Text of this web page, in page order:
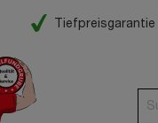
Tiefpreisgarantie